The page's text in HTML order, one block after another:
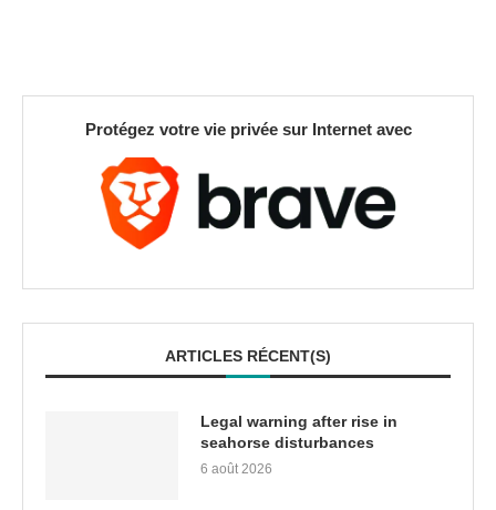
Protégez votre vie privée sur Internet avec
ARTICLES RÉCENT(S)
Legal warning after rise in
seahorse disturbances
6 août 2026